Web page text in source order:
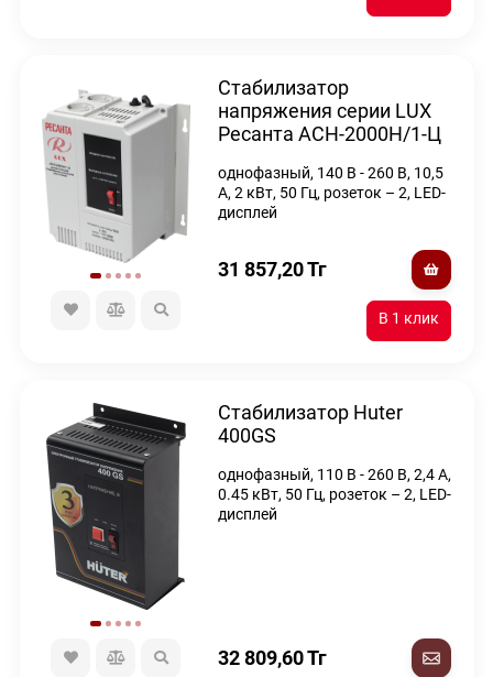
Стабилизатор
напряжения серии LUX
Ресанта АСН-2000Н/1-Ц
однофазный, 140 В - 260 В, 10,5
А, 2 кВт, 50 Гц, розеток – 2, LED-
дисплей
31 857,20Тг
Стабилизатор Huter
400GS
однофазный, 110 В - 260 В, 2,4 А,
0.45 кВт, 50 Гц, розеток – 2, LED-
дисплей
32 809,60Тг